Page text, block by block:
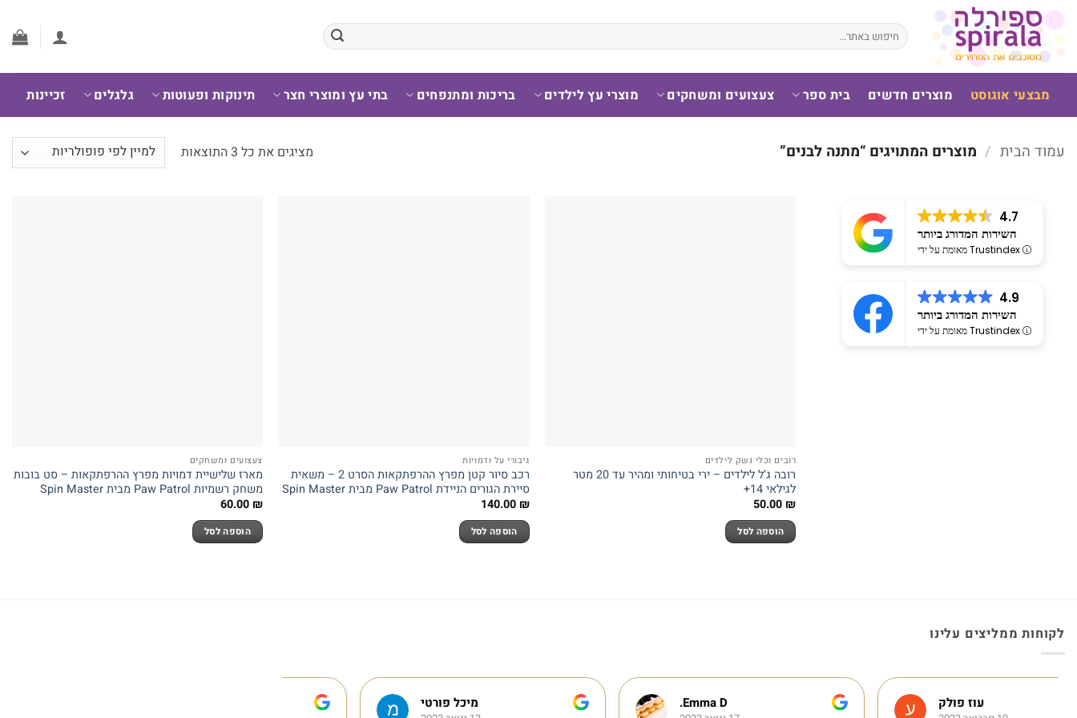
דלג
לתוכן
חיפוש
עבור:
מבצעי אוגוסט מוצרים חדשים בית ספר צעצועים ומשחקים מוצרי עץ לילדים בריכות ומתנפחים בתי עץ ומוצרי חצר תינוקות ופעוטות גלגלים זכיינות
עמוד הבית / מוצרים המתויגים “מתנה לבנים” מציגים את כל ⁦3⁩ התוצאות
ממוין
לפי
4.7
השירות המדורג ביותר
מאומת על ידי Trustindex
4.9
השירות המדורג ביותר
מאומת על ידי Trustindex
רובים וכלי נשק לילדים
רובה ג’ל לילדים – ירי בטיחותי ומהיר עד 20 מטר
לגילאי 14+
50.00 ₪
הוספה לסל
גיבורי על ודמויות
רכב סיור קטן מפרץ ההרפתקאות הסרט 2 – משאית
סיירת הגורים הניידת Paw Patrol מבית Spin Master
140.00 ₪
הוספה לסל
צעצועים ומשחקים
מארז שלישיית דמויות מפרץ ההרפתקאות – סט בובות
משחק רשמיות Paw Patrol מבית Spin Master
60.00 ₪
הוספה לסל
לקוחות ממליצים עלינו
מגלי מלול מיכל פורטי